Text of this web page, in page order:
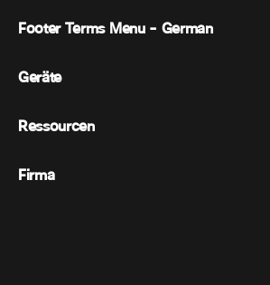
Webex Suite
Nachrichten
Veranstaltungen
Footer Terms Menu - German
Allgemeine Geschäftsbedingungen
Marken
Geräte
Raumgeräte
Ressourcen
Preise
Firma